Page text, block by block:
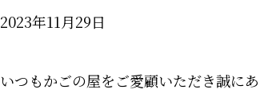
2023年11月29日
いつもかごの屋をご愛顧いただき誠にあ